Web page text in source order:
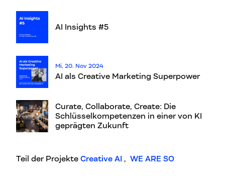
AI Insights #5
Mi, 20. Nov 2024
AI als Creative Marketing Superpower
Curate, Collaborate, Create: Die
Schlüsselkompetenzen in einer von KI
geprägten Zukunft
Teil der Projekte Creative AI , WE ARE SO